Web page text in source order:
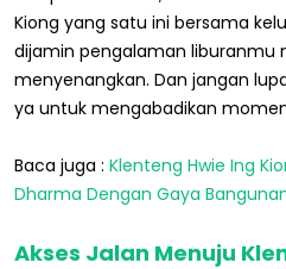
Kiong yang satu ini bersama
dijamin pengalaman liburanmu
menyenangkan. Dan jangan
ya untuk mengabadikan
Baca juga : Klenteng Hwie Ing
Dharma Dengan Gaya
Akses Jalan Menuju